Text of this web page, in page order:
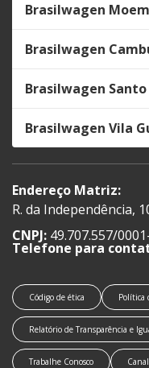
Brasilwagen
Brasilwagen
Brasilwagen
Brasilwagen Vila
Endereço Matriz:
R. da Independência,
CNPJ: 49.707.557/
Telefone para
Código de ética Política
Relatório de Transparência e
Trabalhe Conosco